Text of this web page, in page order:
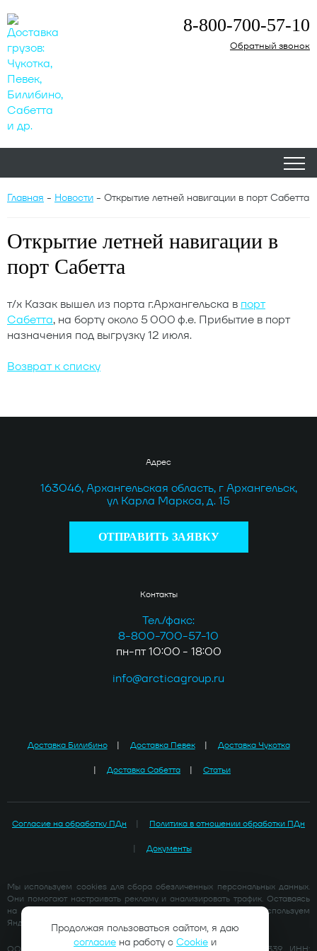
8-800-700-57-10
Обратный звонок
Главная - Новости - Открытие летней навигации в порт Сабетта
Открытие летней навигации в
порт Сабетта
т/х Казак вышел из порта г.Архангельска в порт
Сабетта, на борту около 5 000 ф.е. Прибытие в порт
назначения под выгрузку 12 июля.
Возврат к списку
Адрес
163046, Архангельская область, г Архангельск,
ул Карла Маркса, д. 15
ОТПРАВИТЬ ЗАЯВКУ
Контакты
Тел./факс:
8-800-700-57-10
пн-пт 10:00 - 18:00
info@arcticagroup.ru
Доставка Билибино Доставка Певек Доставка Чукотка
Доставка Сабетта Статьи
Согласие на обработку ПДн Политика в отношении обработки ПДн
Документы
Мы используем cookies для сбора обезличенных персональных данных.
Они помогают настраивать рекламу и анализировать трафик. Оставаясь
на сайте, вы соглашаетесь на сбор таких данных. Мы используем
Яндекс.Метрика для сбора технических данных.
ООО «ГРУППА КОМПАНИЙ АРКТИКА» ОГРН: 1212900005339, ИНН:
Продолжая пользоваться сайтом, я даю
согласие на работу с Cookie и